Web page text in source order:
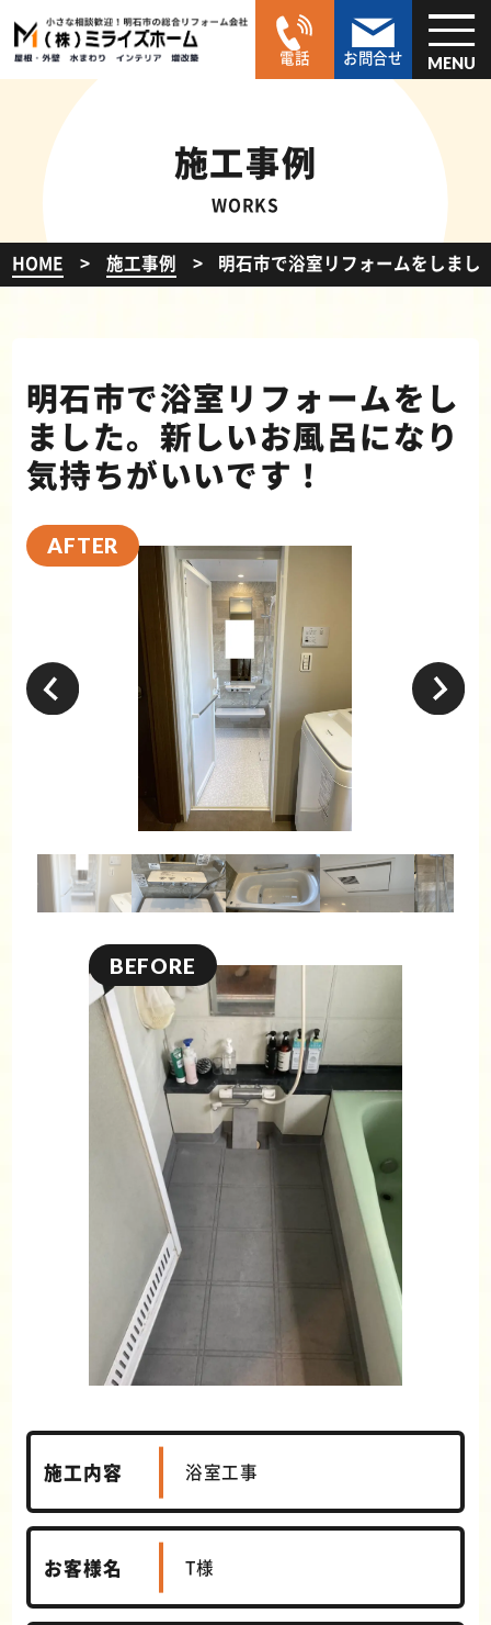
電話 お問合せ MENU
施工事例
WORKS
HOME 施工事例 明石市で浴室リフォームをしま
明石市で浴室リフォームをし
ました。新しいお風呂になり
気持ちがいいです！
施工内容 浴室工事
お客様名 T様